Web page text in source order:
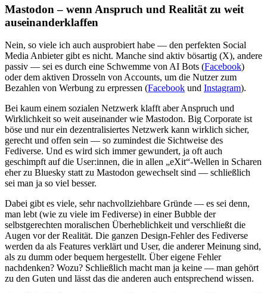
Mastodon – wenn Anspruch und Realität zu weit
auseinanderklaffen
Nein, so viele ich auch ausprobiert habe — den perfekten Social
Media Anbieter gibt es nicht. Manche sind aktiv bösartig (X), andere
passiv — sei es durch eine Schwemme von AI Bots (Facebook)
oder dem aktiven Drosseln von Accounts, um die Nutzer zum
Bezahlen von Werbung zu erpressen (Facebook und Instagram).
Bei kaum einem sozialen Netzwerk klafft aber Anspruch und
Wirklichkeit so weit auseinander wie Mastodon. Big Corporate ist
böse und nur ein dezentralisiertes Netzwerk kann wirklich sicher,
gerecht und offen sein — so zumindest die Sichtweise des
Fediverse. Und es wird sich immer gewundert, ja oft auch
geschimpft auf die User:innen, die in allen „eXit“-Wellen in Scharen
eher zu Bluesky statt zu Mastodon gewechselt sind — schließlich
sei man ja so viel besser.
Dabei gibt es viele, sehr nachvollziehbare Gründe — es sei denn,
man lebt (wie zu viele im Fediverse) in einer Bubble der
selbstgerechten moralischen Überheblichkeit und verschließt die
Augen vor der Realität. Die ganzen Design-Fehler des Fediverse
werden da als Features verklärt und User, die anderer Meinung sind,
als zu dumm oder bequem hergestellt. Über eigene Fehler
nachdenken? Wozu? Schließlich macht man ja keine — man gehört
zu den Guten und lässt das die anderen auch entsprechend wissen.